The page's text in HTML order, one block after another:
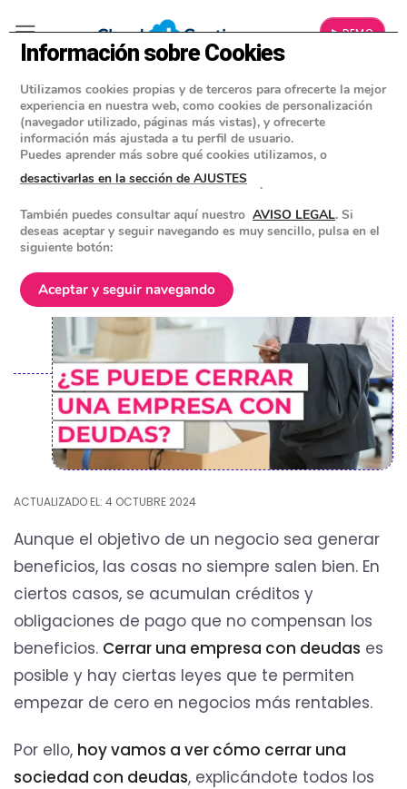
▶ DEMO
BLOG»IMPUESTOS PARA EMPRESAS Y AUTÓNOMOS
¿Se puede cerrar una empresa con
deudas legalmente?
POSTED ON15 NOVIEMBRE 2023 BYEQUIPO DE CLOUD GESTION
ACTUALIZADO EL: 4 OCTUBRE 2024
Aunque el objetivo de un negocio sea generar
beneficios, las cosas no siempre salen bien. En
ciertos casos, se acumulan créditos y
obligaciones de pago que no compensan los
beneficios. Cerrar una empresa con deudas es
posible y hay ciertas leyes que te permiten
empezar de cero en negocios más rentables.
Por ello, hoy vamos a ver cómo cerrar una
sociedad con deudas, explicándote todos los
Información sobre Cookies
Utilizamos cookies propias y de terceros para ofrecerte la mejor
experiencia en nuestra web, como cookies de personalización
(navegador utilizado, páginas más vistas), y ofrecerte
información más ajustada a tu perfil de usuario.
Puedes aprender más sobre qué cookies utilizamos, o
desactivarlas en la sección de AJUSTES
.
También puedes consultar aquí nuestro AVISO LEGAL. Si
deseas aceptar y seguir navegando es muy sencillo, pulsa en el
siguiente botón:
Aceptar y seguir navegando